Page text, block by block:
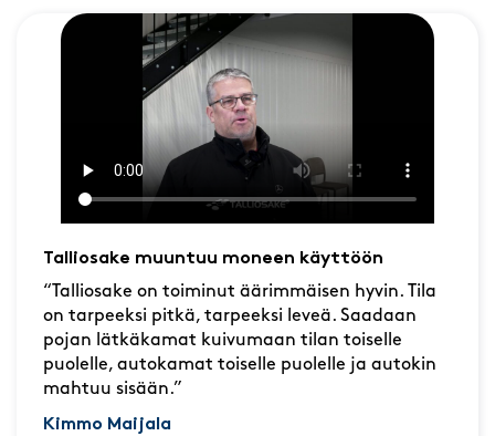
Talliosake muuntuu moneen käyttöön
“Talliosake on toiminut äärimmäisen hyvin. Tila
on tarpeeksi pitkä, tarpeeksi leveä. Saadaan
pojan lätkäkamat kuivumaan tilan toiselle
puolelle, autokamat toiselle puolelle ja autokin
mahtuu sisään.”
Kimmo Maijala